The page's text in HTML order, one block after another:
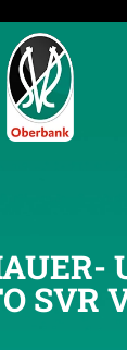
SVR